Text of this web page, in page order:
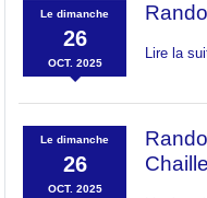
Ledimanche
26
OCT. 2025
Lire la
Ledimanche
26
OCT. 2025